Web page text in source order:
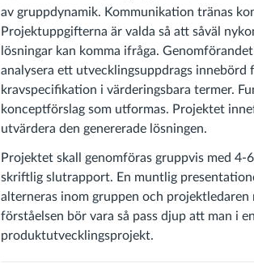
av gruppdynamik. Kommunikation tränas
Projektuppgifterna är valda så att såväl
lösningar kan komma ifråga.
analysera ett utvecklingsuppdrags
kravspecifikation i värderingsbara termer.
konceptförslag som utformas. Projektet
utvärdera den genererade lösningen.
Projektet skall genomföras gruppvis med
skriftlig slutrapport. En muntlig
alterneras inom gruppen och
förståelsen bör vara så pass djup att man i
produktutvecklingsprojekt.